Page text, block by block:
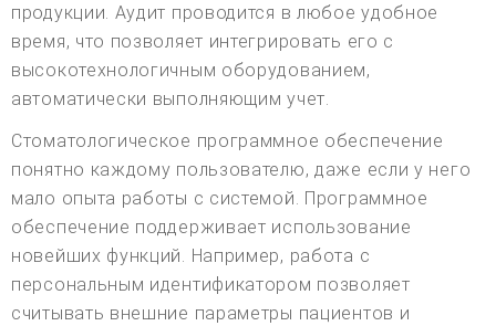
продукции. Аудит проводится в любое удобное
время, что позволяет интегрировать его с
высокотехнологичным оборудованием,
автоматически выполняющим учет.
Стоматологическое программное обеспечение
понятно каждому пользователю, даже если у него
мало опыта работы с системой. Программное
обеспечение поддерживает использование
новейших функций. Например, работа с
персональным идентификатором позволяет
считывать внешние параметры пациентов и